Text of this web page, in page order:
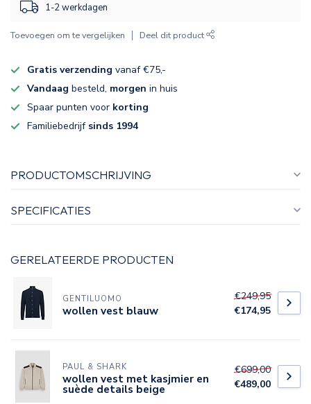
1-2 werkdagen
Toevoegen om te vergelijken Deel dit product
Gratis verzending vanaf €75,-
Vandaag besteld, morgen in huis
Spaar punten voor korting
Familiebedrijf sinds 1994
PRODUCTOMSCHRIJVING
SPECIFICATIES
GERELATEERDE PRODUCTEN
GENTILUOMO
wollen vest blauw
€249,95
€174,95
PAUL & SHARK
wollen vest met kasjmier en
suède details beige
€699,00
€489,00